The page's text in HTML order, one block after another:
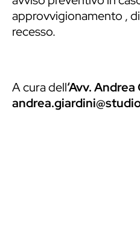
approvvigionamento ,
recesso.
A cura dell‘Avv.